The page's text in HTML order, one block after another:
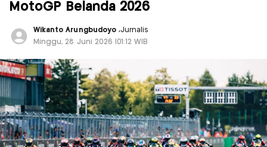
MotoGP Belanda 2026
Wikanto Arungbudoyo ,Jurnalis
Minggu, 28 Juni 2026 |01:12 WIB